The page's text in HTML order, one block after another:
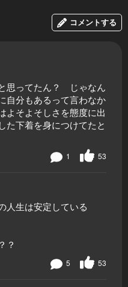
コメントする
思ってたん？ じゃなん
自分もあるって言わなか
そよそしさを態度に出
た下着を身につけてたと
53
1
人生は安定している
？
53
5